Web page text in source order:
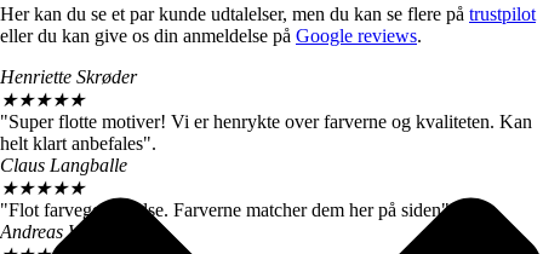
Her kan du se et par kunde udtalelser, men du kan se flere på trustpilot
eller du kan give os din anmeldelse på Google reviews.
Henriette Skrøder
★★★★★
"Super flotte motiver! Vi er henrykte over farverne og kvaliteten. Kan
helt klart anbefales".
Claus Langballe
★★★★★
"Flot farvegengivelse. Farverne matcher dem her på siden".
Andreas W. Nielsen